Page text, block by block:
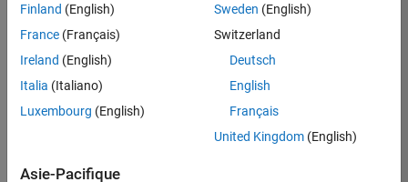
Ingénierie
de
la
FR-
Finland (English)
France (Français)
Ireland (English)
Italia (Italiano)
Luxembourg (English)
Sweden (English)
Switzerland
Deutsch
English
Français
United Kingdom(English)
Asie-Pacifique